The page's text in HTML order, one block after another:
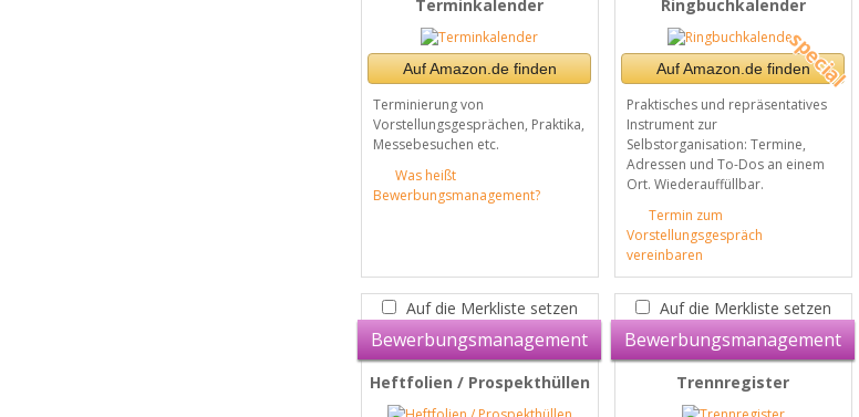
Terminkalender
Auf Amazon.de finden
Terminierung von
Vorstellungsgesprächen, Praktika,
Messebesuchen etc.
Was heißt
Bewerbungsmanagement?
Ringbuchkalender
Auf Amazon.de finden
Praktisches und repräsentatives
Instrument zur
Selbstorganisation: Termine,
Adressen und To-Dos an einem
Ort. Wiederauffüllbar.
Termin zum
Vorstellungsgespräch
vereinbaren
Auf die Merkliste setzen
Bewerbungsmanagement
Heftfolien / Prospekthüllen
Auf die Merkliste setzen
Bewerbungsmanagement
Trennregister